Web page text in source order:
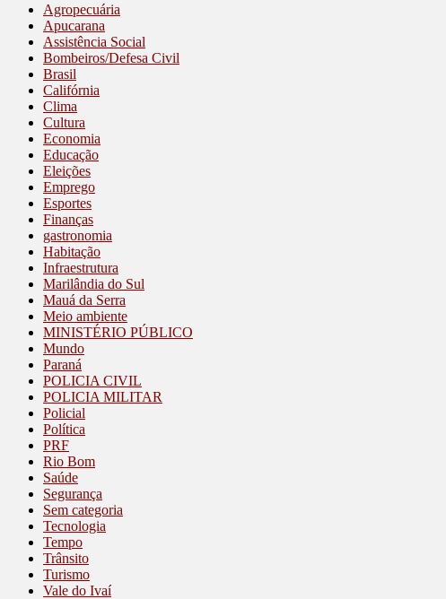
Agropecuária
Apucarana
Assistência Social
Bombeiros/Defesa Civil
Brasil
Califórnia
Clima
Cultura
Economia
Educação
Eleições
Emprego
Esportes
Finanças
gastronomia
Habitação
Infraestrutura
Marilândia do Sul
Mauá da Serra
Meio ambiente
MINISTÉRIO PÚBLICO
Mundo
Paraná
POLICIA CIVIL
POLICIA MILITAR
Policial
Política
PRF
Rio Bom
Saúde
Segurança
Sem categoria
Tecnologia
Tempo
Trânsito
Turismo
Vale do Ivaí